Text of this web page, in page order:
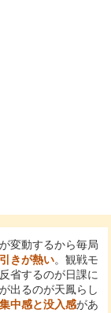
変動するから毎局
きが熱い。観戦モ
省するのが日課に
出るのが天鳳らし
集中感と没入感があ